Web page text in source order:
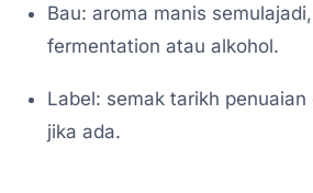
Bau: aroma manis
fermentation atau alkohol.
Label: semak tarikh penuaian
jika ada.